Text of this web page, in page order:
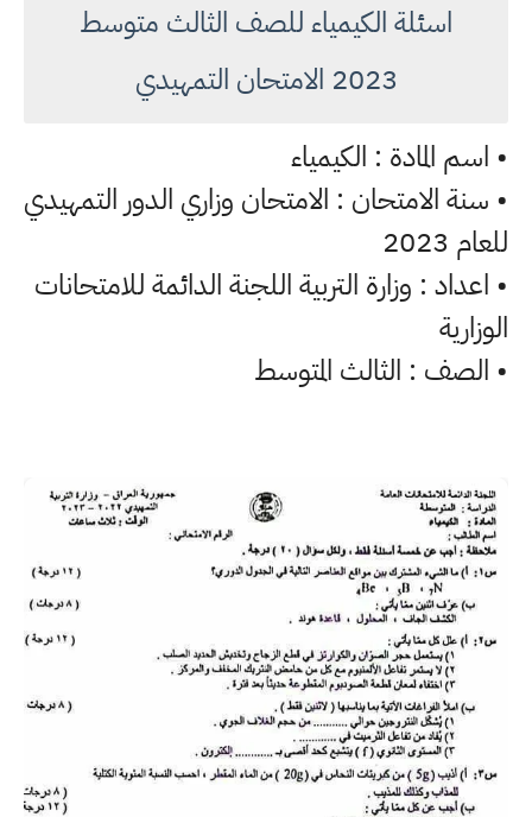
اسئلة الكيمياء للصف الثالث متوسط
2023 الامتحان التمهيدي
• اسم المادة : الكيمياء
• سنة الامتحان : الامتحان وزاري الدور التمهيدي
للعام 2023
• اعداد : وزارة التربية اللجنة الدائمة للامتحانات
الوزارية
• الصف : الثالث المتوسط